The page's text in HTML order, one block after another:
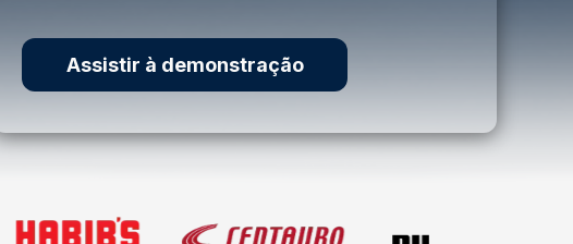
Assistir à demonstração